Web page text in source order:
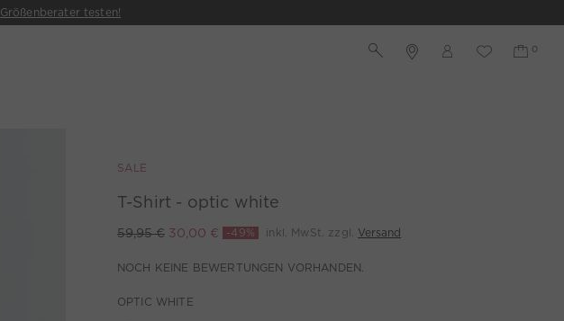
Größenberater testen!
SALE
T-Shirt - optic white
59,95 € 30,00 € -49% inkl. MwSt. zzgl. Versand
NOCH KEINE BEWERTUNGEN VORHANDEN.
OPTIC WHITE